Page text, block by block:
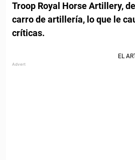
Troop Royal Horse Artillery,
carro de artillería, lo que le
críticas.